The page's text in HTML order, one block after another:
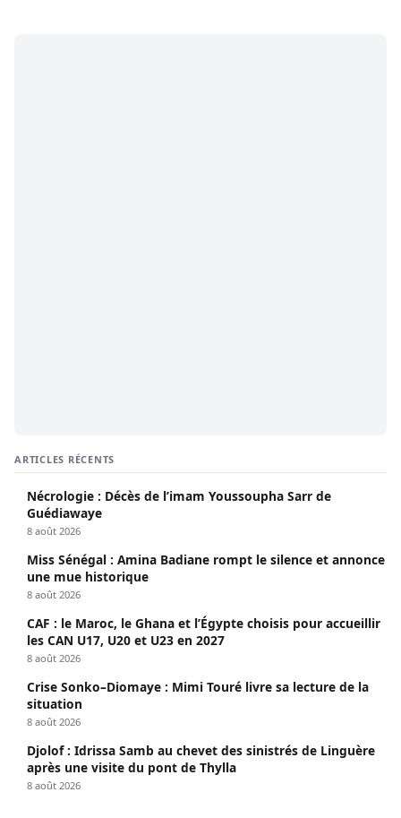
ARTICLES RÉCENTS
Nécrologie : Décès de l’imam Youssoupha Sarr de
Guédiawaye
8 août 2026
Miss Sénégal : Amina Badiane rompt le silence et annonce
une mue historique
8 août 2026
CAF : le Maroc, le Ghana et l’Égypte choisis pour accueillir
les CAN U17, U20 et U23 en 2027
8 août 2026
Crise Sonko–Diomaye : Mimi Touré livre sa lecture de la
situation
8 août 2026
Djolof : Idrissa Samb au chevet des sinistrés de Linguère
après une visite du pont de Thylla
8 août 2026